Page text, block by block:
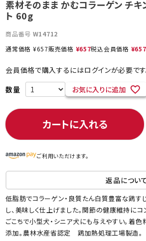
換パーツ
ク！！ ネコポス対
素材そのまま かむコラーゲン チ
ト 60g
商品番号 W14712
通常価格 ¥657販売価格 ¥657税込会員価格 ¥657
会員価格で購入するにはログインが必要です
お気に入りに追加
カートに入れる
ご利用いただけます。
返品につい
低脂肪でコラーゲン・良質たん白質豊富な鶏す
し、美味しく仕上げました。関節の健康維持に
ごこちで小型犬・シニア犬にも与えやすい。着
添加。農林水産省認定 鶏加熱処理工場製造。